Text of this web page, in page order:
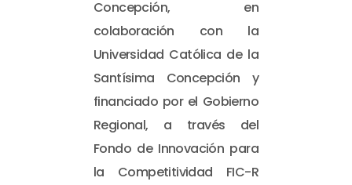
Concepción, en
colaboración con la
Universidad Católica de la
Santísima Concepción y
financiado por el Gobierno
Regional, a través del
Fondo de Innovación para
la Competitividad FIC-R